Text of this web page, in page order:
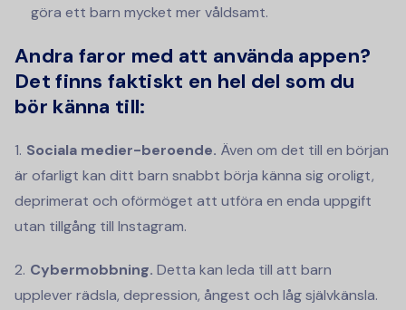
göra ett barn mycket mer våldsamt.
Andra faror med att använda appen?
Det finns faktiskt en hel del som du
bör känna till:
Sociala medier-beroende. Även om det till en början
är ofarligt kan ditt barn snabbt börja känna sig oroligt,
deprimerat och oförmöget att utföra en enda uppgift
utan tillgång till Instagram.
Cybermobbning. Detta kan leda till att barn
upplever rädsla, depression, ångest och låg självkänsla.